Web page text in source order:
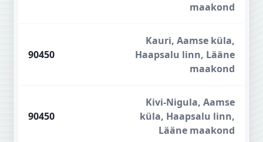
maakond
90450
Kauri, Aamse küla,
Haapsalu linn, Lääne
maakond
90450
Kivi-Nigula, Aamse
küla, Haapsalu linn,
Lääne maakond